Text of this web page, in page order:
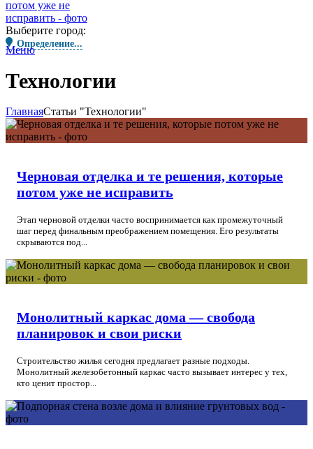
Выберите город:
Определение...
Меню
Технологии
ГлавнаяСтатьи "Технологии"
Черновая отделка и те решения, которые
потом уже не исправить
Этап черновой отделки часто воспринимается как промежуточный
шаг перед финальным преображением помещения. Его результаты
скрываются под...
Монолитный каркас дома — свобода
планировок и свои риски
Строительство жилья сегодня предлагает разные подходы.
Монолитный железобетонный каркас часто вызывает интерес у тех,
кто ценит простор...